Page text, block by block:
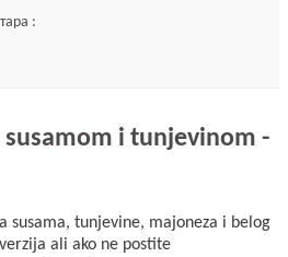
:
susamom i tunjevinom -
susama, tunjevine, majoneza i belog
ali ako ne postite